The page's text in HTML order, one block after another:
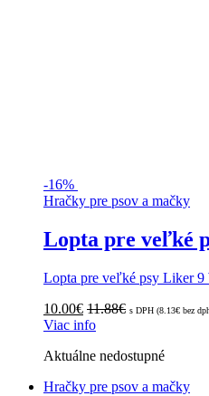
-16%
Hračky pre psov a mačky
Lopta pre veľké
Lopta pre veľké psy Liker 9
10.00€ 11.88€ s DPH (8.13€ bez
Viac info
Aktuálne nedostupné
Hračky pre psov a mačky